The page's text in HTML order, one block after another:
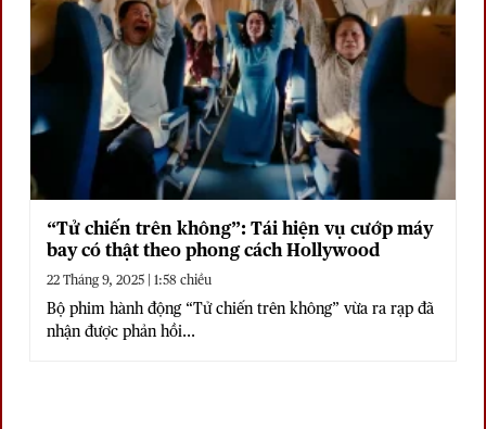
“Tử chiến trên không”: Tái hiện vụ cướp máy
bay có thật theo phong cách Hollywood
22 Tháng 9, 2025 | 1:58 chiều
Bộ phim hành động “Tử chiến trên không” vừa ra rạp đã
nhận được phản hồi...